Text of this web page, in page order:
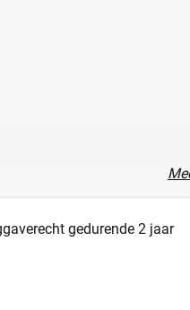
gedurende 2 jaar